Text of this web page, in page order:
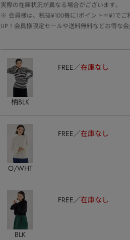
実際の在庫状況が異なる場合がございます。
※ 会員様は、税抜¥100毎に1ポイント＝¥1で
UP！会員様限定セールや送料無料などお得な
柄BLK
FREE 在庫なし
O/WHT
FREE 在庫なし
BLK
FREE 在庫なし